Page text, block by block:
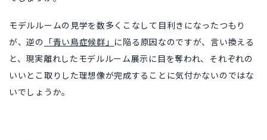
モデルルームの見学を数多くこなして目利きになったつもり
が、逆の 「青い鳥症候群」 に陥る原因なのですが、言い換える
と、現実離れしたモデルルーム展示に目を奪われ、それぞれの
いいとこ取りした理想像が完成することに気付かないのではな
いでしょうか。